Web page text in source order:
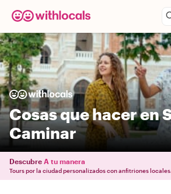
Cosas que hacer en
Caminar
Descubre A tu manera
Tours por la ciudad personalizados con anfitriones locales.